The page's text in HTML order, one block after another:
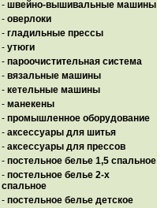
- швейно-вышивальные машины
- оверлоки
- гладильные прессы
- утюги
- пароочистительная система
- вязальные машины
- кетельные машины
- манекены
- промышленное оборудование
- аксессуары для шитья
- аксессуары для прессов
- постельное белье 1,5 спальное
- постельное белье 2-х
спальное
- постельное белье детское